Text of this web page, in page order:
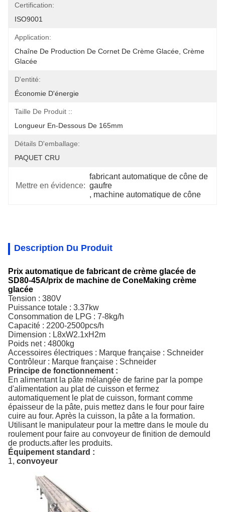
Certification:
ISO9001
Application:
Chaîne De Production De Cornet De Crème Glacée, Crème
Glacée
D'entité:
Économie D'énergie
Taille De Produit ::
Longueur En-Dessous De 165mm
Détails D'emballage:
PAQUET CRU
Mettre en évidence:
fabricant automatique de cône de
gaufre
, machine automatique de cône
Description Du Produit
Prix automatique de fabricant de crème glacée de
SD80-45A/prix de machine de ConeMaking crème
glacée
Tension : 380V
Puissance totale : 3.37kw
Consommation de LPG : 7-8kg/h
Capacité : 2200-2500pcs/h
Dimension : L8xW2.1xH2m
Poids net : 4800kg
Accessoires électriques : Marque française : Schneider
Contrôleur : Marque française : Schneider
Principe de fonctionnement :
En alimentant la pâte mélangée de farine par la pompe
d'alimentation au plat de cuisson et fermez
automatiquement le plat de cuisson, formant comme
épaisseur de la pâte, puis mettez dans le four pour faire
cuire au four. Après la cuisson, la pâte a la formation.
Utilisant le manipulateur pour la mettre dans le moule du
roulement pour faire au convoyeur de finition de demould
de products.after les produits.
Équipement standard :
1, convoyeur